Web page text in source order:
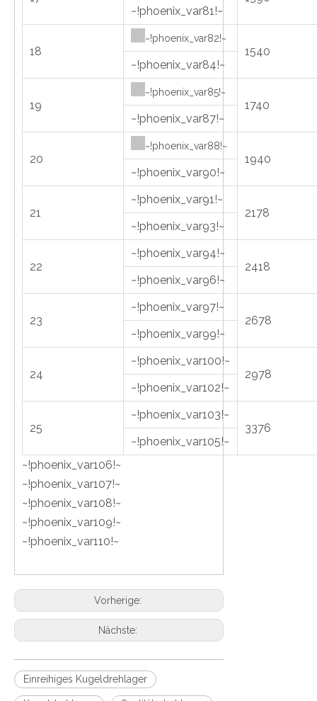
~!phoenix_var81!~
18
~!phoenix_var82!~
1540
~!phoenix_var84!~
19
~!phoenix_var85!~
1740
~!phoenix_var87!~
20
~!phoenix_var88!~
1940
~!phoenix_var90!~
21
~!phoenix_var91!~
2178
~!phoenix_var93!~
22
~!phoenix_var94!~
2418
~!phoenix_var96!~
23
~!phoenix_var97!~
2678
~!phoenix_var99!~
24
~!phoenix_var100!~
2978
~!phoenix_var102!~
25
~!phoenix_var103!~
3376
~!phoenix_var105!~
~!phoenix_var106!~
~!phoenix_var107!~
~!phoenix_var108!~
~!phoenix_var109!~
~!phoenix_var110!~
Vorherige:
Nächste:
Einreihiges Kugeldrehlager